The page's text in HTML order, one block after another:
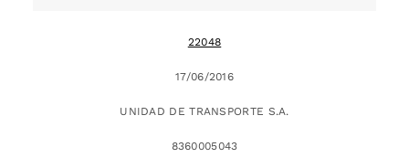
22048
17/06/2016
UNIDAD DE TRANSPORTE S.A.
8360005043